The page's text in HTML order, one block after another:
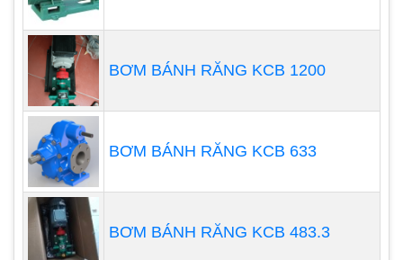
Với tầm quan trọng của máy bơm đo đếm trong
nhà máy, nó không thể thất bại. Người vận hành
nên chú ý đến một số tiêu chí nhất định mà ngày
nay máy bơm định lượng nên tuân thủ.
Các bước lắp đặt máy bơm định
lượng hóa chất
Lưu ý khách hàng có thể tự lắp đăt máy
BƠM BÁNH RĂNG KCB 1200
BƠM BÁNH RĂNG KCB 633
BƠM BÁNH RĂNG KCB 483.3